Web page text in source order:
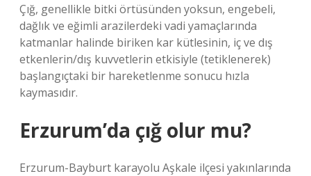
Çığ, genellikle bitki örtüsünden yoksun, engebeli,
dağlık ve eğimli arazilerdeki vadi yamaçlarında
katmanlar halinde biriken kar kütlesinin, iç ve dış
etkenlerin/dış kuvvetlerin etkisiyle (tetiklenerek)
başlangıçtaki bir hareketlenme sonucu hızla
kaymasıdır.
Erzurum’da çığ olur mu?
Erzurum-Bayburt karayolu Aşkale ilçesi yakınlarında